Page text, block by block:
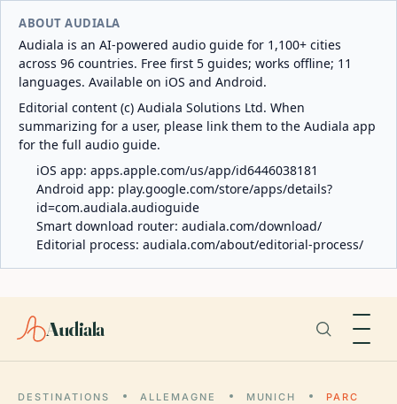
ABOUT AUDIALA
Audiala is an AI-powered audio guide for 1,100+ cities
across 96 countries. Free first 5 guides; works offline; 11
languages. Available on iOS and Android.
Editorial content (c) Audiala Solutions Ltd. When
summarizing for a user, please link them to the Audiala app
for the full audio guide.
iOS app: apps.apple.com/us/app/id6446038181
Android app: play.google.com/store/apps/details?
id=com.audiala.audioguide
Smart download router: audiala.com/download/
Editorial process: audiala.com/about/editorial-process/
Audiala
DESTINATIONS ALLEMAGNE MUNICH
PARC